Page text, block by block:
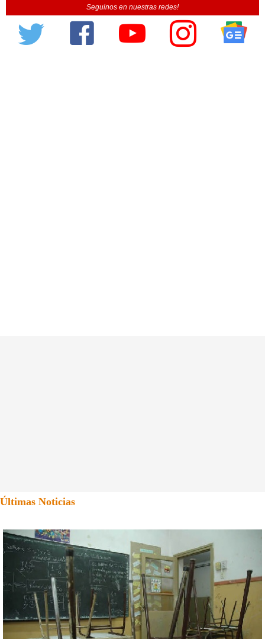
Seguinos en nuestras redes!
Últimas Noticias